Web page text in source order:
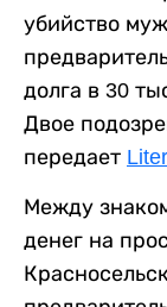
убийство
долга в 30
Двое
передает
Между
денег на